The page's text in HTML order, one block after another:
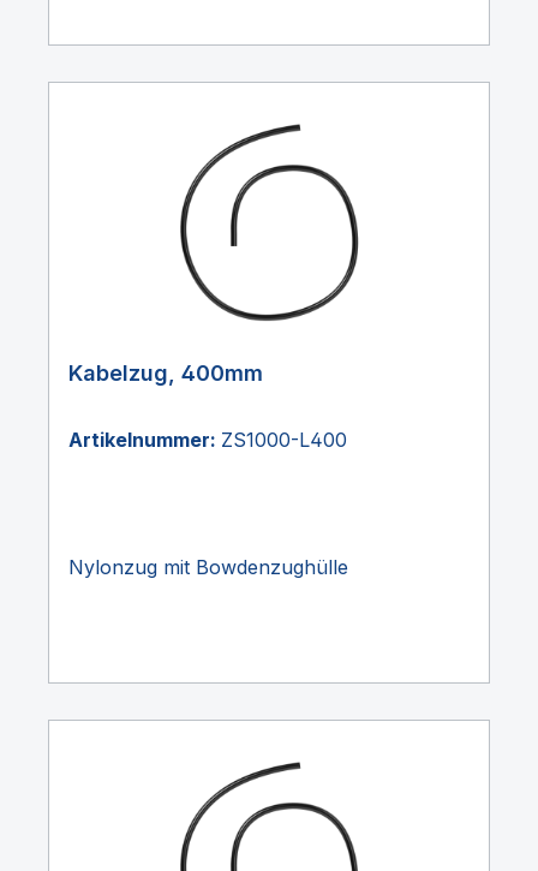
Kabelzug, 400mm
Artikelnummer: ZS1000-L400
Nylonzug mit Bowdenzughülle